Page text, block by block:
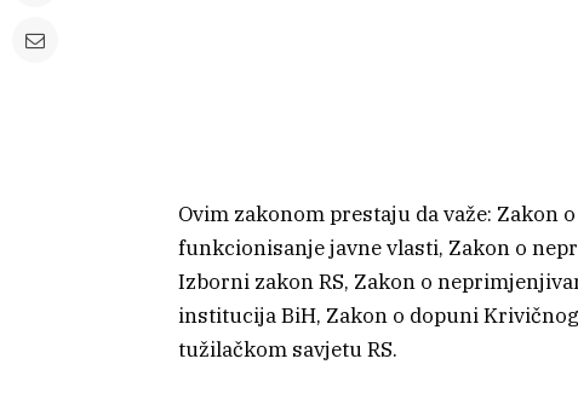
Ovim zakonom prestaju da važe:
funkcionisanje javne vlasti, Zakon o
Izborni zakon RS, Zakon o
institucija BiH, Zakon o dopuni
tužilačkom savjetu RS.